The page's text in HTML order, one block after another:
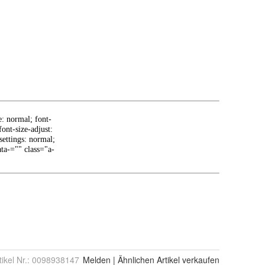
Nr.: 0098938147 Melden | Ähnlichen Artikel verkaufen